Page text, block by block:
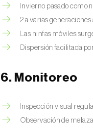
Invierno pasado como
2 a varias
Las ninfas móviles
Dispersión facilitada
6. Monitoreo
Inspección visual
Observación de